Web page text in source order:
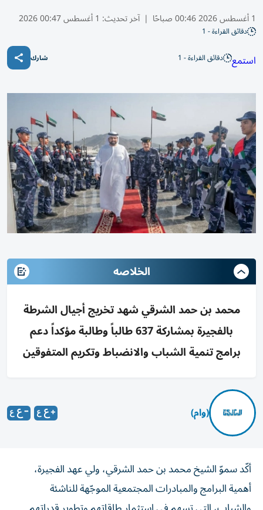
1 أغسطس 2026 00:46 صباحًا | آخر تحديث: 1 أغسطس 00:47 2026
دقائق القراءة - 1
استمع دقائق القراءة - 1 شارك
الخلاصه
محمد بن حمد الشرقي شهد تخريج أجيال الشرطة
بالفجيرة بمشاركة 637 طالباً وطالبة مؤكداً دعم
برامج تنمية الشباب والانضباط وتكريم المتفوقين
(وام)
أكّد سموّ الشيخ محمد بن حمد الشرقي، ولي عهد الفجيرة،
أهمية البرامج والمبادرات المجتمعية الموجّهة للناشئة